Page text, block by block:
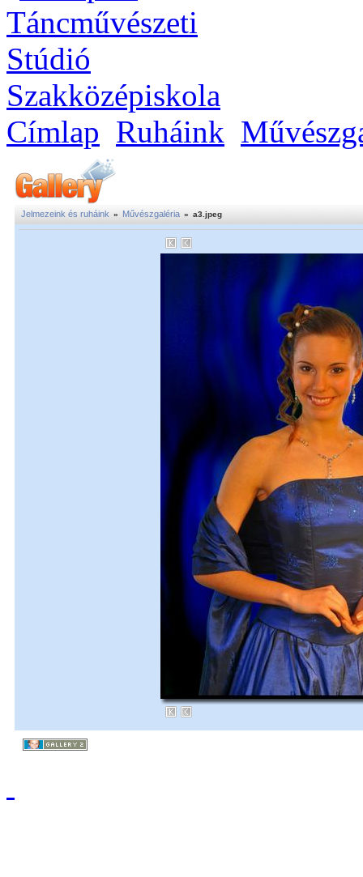
Címlap Ruháink
Jelmezeink és ruháink » Művészgaléria » a3.jpeg